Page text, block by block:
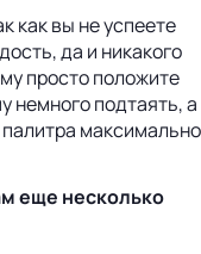
как вы не успеете
да и никакого
просто положите
немного подтаять, а
максимально
еще несколько